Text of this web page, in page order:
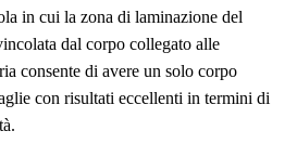
in cui la zona di laminazione del
dal corpo collegato alle
consente di avere un solo corpo
con risultati eccellenti in termini di